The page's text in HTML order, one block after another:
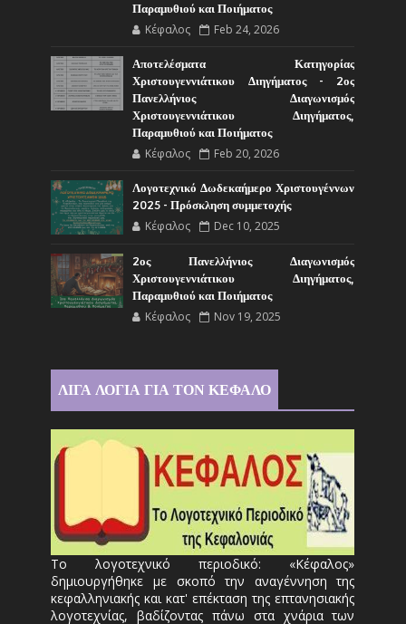
Παραμυθιού και Ποιήματος
Κέφαλος Feb 24, 2026
Αποτελέσματα Κατηγορίας
Χριστουγεννιάτικου Διηγήματος - 2ος
Πανελλήνιος Διαγωνισμός
Χριστουγεννιάτικου Διηγήματος,
Παραμυθιού και Ποιήματος
Κέφαλος Feb 20, 2026
Λογοτεχνικό Δωδεκαήμερο Χριστουγέννων
2025 - Πρόσκληση συμμετοχής
Κέφαλος Dec 10, 2025
2ος Πανελλήνιος Διαγωνισμός
Χριστουγεννιάτικου Διηγήματος,
Παραμυθιού και Ποιήματος
Κέφαλος Nov 19, 2025
ΛΙΓΑ ΛΟΓΙΑ ΓΙΑ ΤΟΝ ΚΕΦΑΛΟ
Το λογοτεχνικό περιοδικό: «Κέφαλος»
δημιουργήθηκε με σκοπό την αναγέννηση της
κεφαλληνιακής και κατ' επέκταση της επτανησιακής
λογοτεχνίας, βαδίζοντας πάνω στα χνάρια των